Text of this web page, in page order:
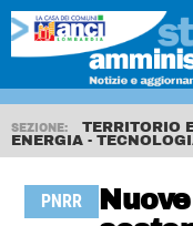
SEZIONE:
TERRITORIO
ENERGIA -
PNRR